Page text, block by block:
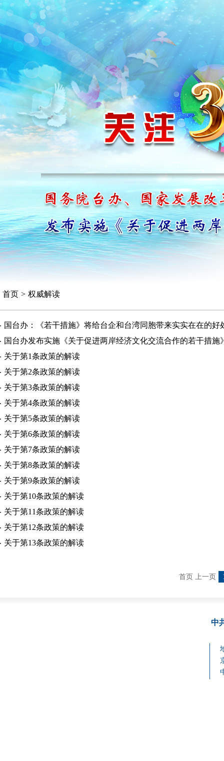
首页 > 权威解读
国台办：《若干措施》将给台企和台湾同胞带来实实在在的好
国台办发布实施《关于促进两岸经济文化交流合作的若干措施
关于第1条政策的解读
关于第2条政策的解读
关于第3条政策的解读
关于第4条政策的解读
关于第5条政策的解读
关于第6条政策的解读
关于第7条政策的解读
关于第8条政策的解读
关于第9条政策的解读
关于第10条政策的解读
关于第11条政策的解读
关于第12条政策的解读
关于第13条政策的解读
首页 上一页
中